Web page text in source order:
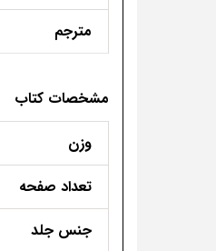
مترجم
مشخصات کتاب
وزن
تعداد صفحه
جنس جلد